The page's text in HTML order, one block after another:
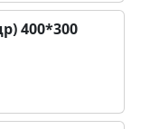
400*300